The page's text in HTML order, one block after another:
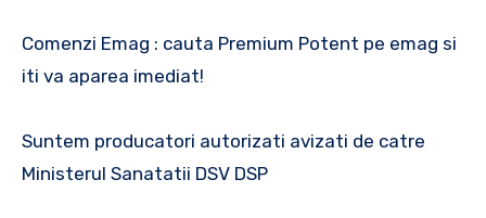
Comenzi Emag : cauta Premium Potent pe emag si
iti va aparea imediat!
Suntem producatori autorizati avizati de catre
Ministerul Sanatatii DSV DSP